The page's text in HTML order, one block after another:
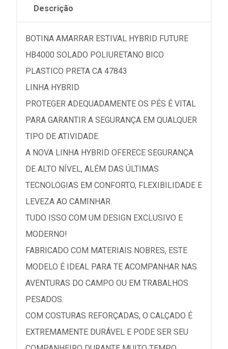
Descrição
BOTINA AMARRAR ESTIVAL HYBRID FUTURE
HB4000 SOLADO POLIURETANO BICO
PLASTICO PRETA CA 47843
LINHA HYBRID
PROTEGER ADEQUADAMENTE OS PÉS É VITAL
PARA GARANTIR A SEGURANÇA EM QUALQUER
TIPO DE ATIVIDADE.
A NOVA LINHA HYBRID OFERECE SEGURANÇA
DE ALTO NÍVEL, ALÉM DAS ÚLTIMAS
TECNOLOGIAS EM CONFORTO, FLEXIBILIDADE E
LEVEZA AO CAMINHAR.
TUDO ISSO COM UM DESIGN EXCLUSIVO E
MODERNO!
FABRICADO COM MATERIAIS NOBRES, ESTE
MODELO É IDEAL PARA TE ACOMPANHAR NAS
AVENTURAS DO CAMPO OU EM TRABALHOS
PESADOS.
COM COSTURAS REFORÇADAS, O CALÇADO É
EXTREMAMENTE DURÁVEL E PODE SER SEU